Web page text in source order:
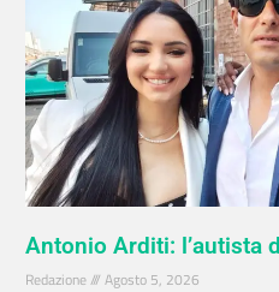
Antonio Arditi: l’autista
Redazione Agosto 5, 2026